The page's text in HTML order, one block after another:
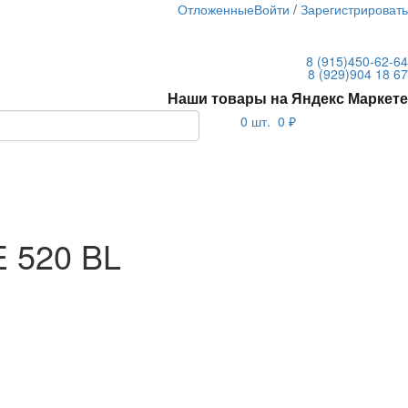
Войти /
Отложенные
8 (915)450-62-64
8 (929)904 18 67
Наши товары на Яндекс Маркете
0 шт. 0 ₽
520 BL